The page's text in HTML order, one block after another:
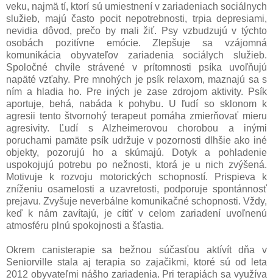
veku, najmä tí, ktorí sú umiestnení v zariadeniach sociálnych
služieb, majú často pocit nepotrebnosti, trpia depresiami,
nevidia dôvod, prečo by mali žiť. Psy vzbudzujú v týchto
osobách pozitívne emócie. Zlepšuje sa vzájomná
komunikácia obyvateľov zariadenia sociálych služieb.
Spoločné chvíle strávené v prítomnosti psíka uvoľňujú
napäté vzťahy. Pre mnohých je psík relaxom, maznajú sa s
ním a hladia ho. Pre iných je zase zdrojom aktivity. Psík
aportuje, behá, nabáda k pohybu. U ľudí so sklonom k
agresii tento štvornohý terapeut pomáha zmierňovať mieru
agresivity. Ľudí s Alzheimerovou chorobou a inými
poruchami pamäte psík udržuje v pozornosti dlhšie ako iné
objekty, pozorujú ho a skúmajú. Dotyk a pohladenie
uspokojujú potrebu po nežnosti, ktorá je u nich zvýšená.
Motivuje k rozvoju motorických schopností. Prispieva k
zníženiu osamelosti a uzavretosti, podporuje spontánnosť
prejavu. Zvyšuje neverbálne komunikačné schopnosti. Vždy,
keď k nám zavítajú, je cítiť v celom zariadení uvoľnenú
atmosféru plnú spokojnosti a šťastia.
Okrem canisterapie sa bežnou súčasťou aktívít dňa v
Seniorville stala aj terapia so zajačikmi, ktoré sú od leta
2012 obyvateľmi nášho zariadenia. Pri terapiách sa využíva